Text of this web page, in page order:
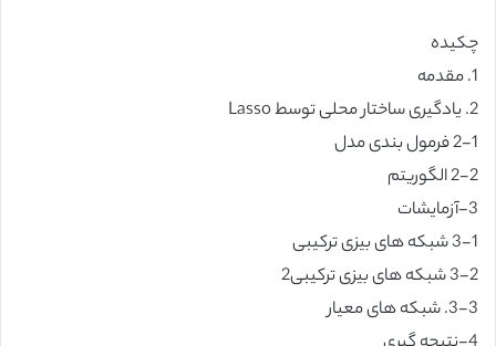
چکیده
1. مقدمه
2. یادگیری ساختار محلی توسط Lasso
2-1 فرمول بندی مدل
2-2 الگوریتم
3-آزمایشات
3-1 شبکه های بیزی ترکیبی
3-2 شبکه های بیزی ترکیبی2
3-3. شبکه های معیار